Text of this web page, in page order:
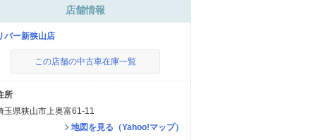
店舗情報
バー新狭山店
この店舗の中古車在庫一覧
所
玉県狭山市上奥富61-11
地図を見る（Yahoo!マップ）